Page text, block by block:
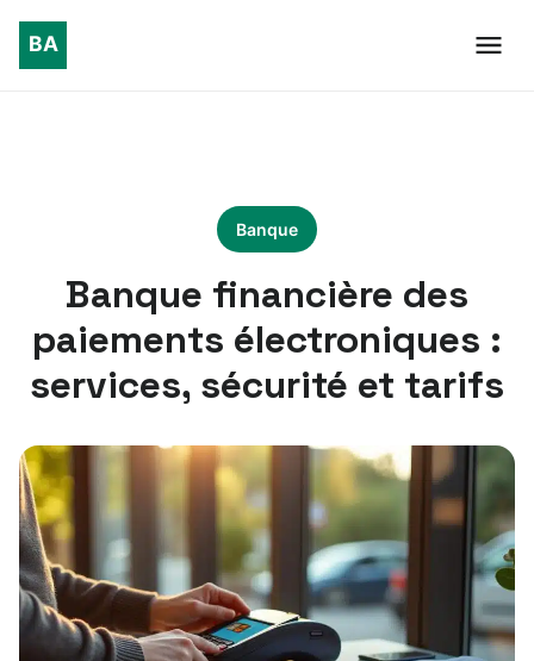
Banque
Banque financière des
paiements électroniques :
services, sécurité et tarifs